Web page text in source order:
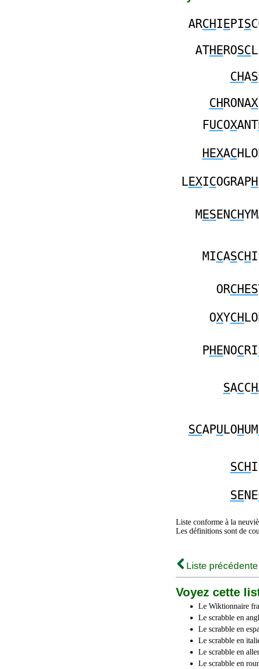
ARCHI EPIS
ATHEROSC
CHAS
CH RONAX
FUCOXANT
HEXAC
LEXICOGRAPH
M ESENCH
MICASCH
ORCHES
OXYCH
PHENOCRI
SACCH
SCAPU LOHUM
SCH
SENE
Liste conforme à la
Les définitions sont de
Liste précédente
Voyez cette
Le Wiktionnaire
Le scrabble en
Le scrabble en
Le scrabble en
Le scrabble en
Le scrabble en